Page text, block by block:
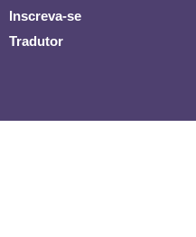
Inscreva-se
Tradutor